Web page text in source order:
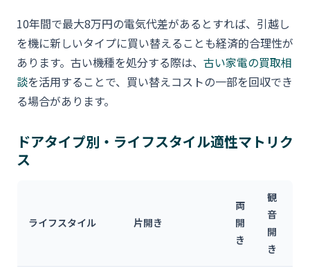
10年間で最大8万円の電気代差があるとすれば、引越し
を機に新しいタイプに買い替えることも経済的合理性が
あります。古い機種を処分する際は、 古い家電の買取相
談を活用することで、買い替えコストの一部を回収でき
る場合があります。
ドアタイプ別・ライフスタイル適性マトリク
ス
ライフスタイル 片開き
両
開
き
観
音
開
き